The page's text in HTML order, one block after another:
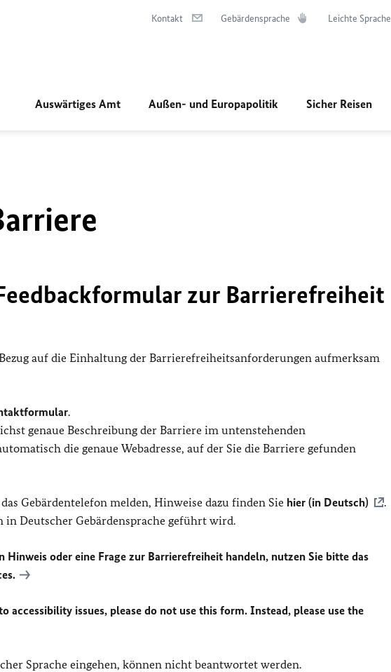
Kontakt Gebärdensprache Leichte Sprache
Auswärtiges Amt Außen- und Europapolitik Sicher Reisen
zur Barrierefreiheit
auf die Einhaltung der Barrierefreiheitsanforderungen aufmerksam
.
genaue Beschreibung der Barriere im untenstehenden
die genaue Webadresse, auf der Sie die Barriere gefunden
Gebärdentelefon melden, Hinweise dazu finden Sie hier (in Deutsch)
.
in Deutscher Gebärdensprache geführt wird.
oder eine Frage zur Barrierefreiheit handeln, nutzen Sie bitte das
issues, please do not use this form. Instead, please use the
Sprache eingehen, können nicht beantwortet werden.